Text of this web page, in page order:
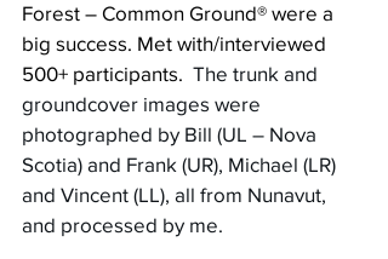
Forest – Common Ground® were a
big success. Met with/interviewed
500+ participants. The trunk and
groundcover images were
photographed by Bill (UL – Nova
Scotia) and Frank (UR), Michael (LR)
and Vincent (LL), all from Nunavut,
and processed by me.